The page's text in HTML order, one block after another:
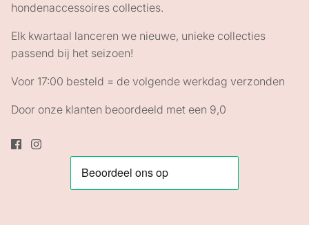
hondenaccessoires collecties.
Elk kwartaal lanceren we nieuwe, unieke collecties
passend bij het seizoen!
Voor 17:00 besteld = de volgende werkdag verzonden
Door onze klanten beoordeeld met een 9,0